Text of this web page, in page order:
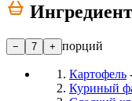
− 7 + порций
Картофель
Куриный